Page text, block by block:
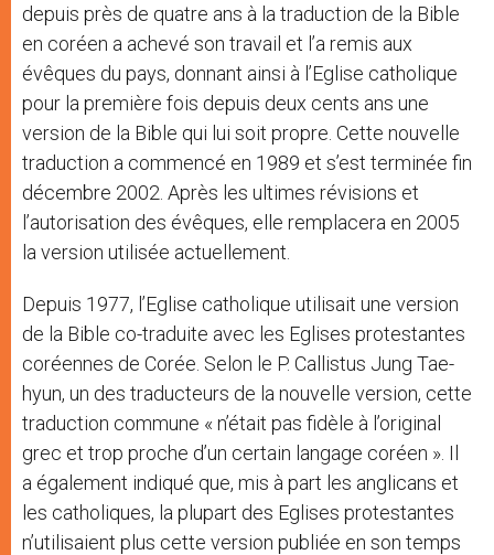
depuis près de quatre ans à la traduction de la Bible
en coréen a achevé son travail et l’a remis aux
évêques du pays, donnant ainsi à l’Eglise catholique
pour la première fois depuis deux cents ans une
version de la Bible qui lui soit propre. Cette nouvelle
traduction a commencé en 1989 et s’est terminée fin
décembre 2002. Après les ultimes révisions et
l’autorisation des évêques, elle remplacera en 2005
la version utilisée actuellement.
Depuis 1977, l’Eglise catholique utilisait une version
de la Bible co-traduite avec les Eglises protestantes
coréennes de Corée. Selon le P. Callistus Jung Tae-
hyun, un des traducteurs de la nouvelle version, cette
traduction commune « n’était pas fidèle à l’original
grec et trop proche d’un certain langage coréen ». Il
a également indiqué que, mis à part les anglicans et
les catholiques, la plupart des Eglises protestantes
n’utilisaient plus cette version publiée en son temps